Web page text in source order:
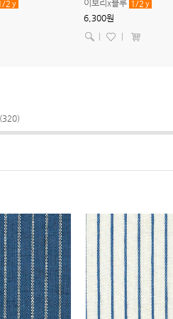
2 y 이보리x블루 1/2 y
6,300원
|
(320)